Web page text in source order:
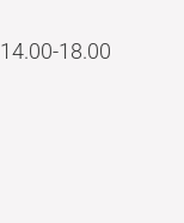
14.00-18.00